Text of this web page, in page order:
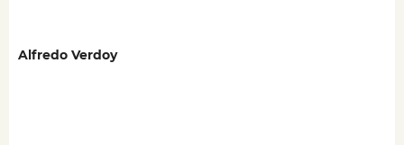
Alfredo Verdoy